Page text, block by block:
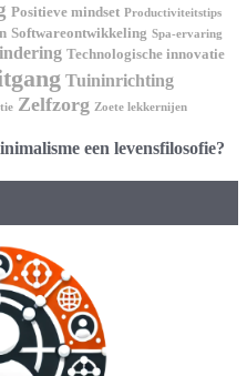
Positieve mindset Productiviteitstips
Softwareontwikkeling Spa-ervaring
Technologische innovatie
Tuininrichting
Zelfzorg Zoete lekkernijen
een levensfilosofie?